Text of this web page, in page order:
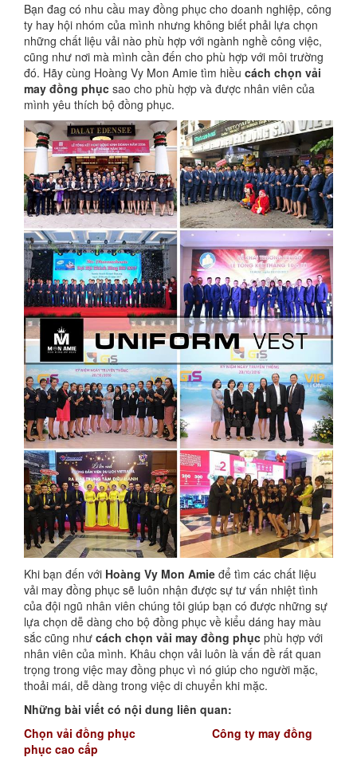
Bạn đag có nhu cầu may đồng phục cho doanh nghiệp, công
ty hay hội nhóm của mình nhưng không biết phải lựa chọn
những chất liệu vải nào phù hợp với ngành nghề công việc,
cũng như nơi mà mình cần đến cho phù hợp với môi trường
đó. Hãy cùng Hoàng Vy Mon Amie tìm hiều cách chọn vải
may đồng phục sao cho phù hợp và được nhân viên của
mình yêu thích bộ đồng phục.
Khi bạn đến với Hoàng Vy Mon Amie để tìm các chất liệu
vải may đồng phục sẽ luôn nhận được sự tư vấn nhiệt tình
của đội ngũ nhân viên chúng tôi giúp bạn có được những sự
lựa chọn dễ dàng cho bộ đồng phục về kiểu dáng hay màu
sắc cũng như cách chọn vải may đồng phục phù hợp với
nhân viên của mình. Khâu chọn vải luôn là vấn đề rất quan
trọng trong việc may đồng phục vì nó giúp cho người mặc,
thoải mái, dễ dàng trong việc di chuyển khi mặc.
Những bài viết có nội dung liên quan:
Chọn vải đồng phục
Công ty may đồng
phục cao cấp